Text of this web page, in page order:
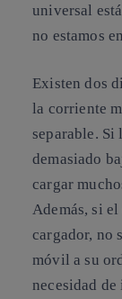
universal
no estamos
Existen dos
la corriente
separable. Si
demasiado
cargar
Además, si
cargador, no
móvil a su
necesidad